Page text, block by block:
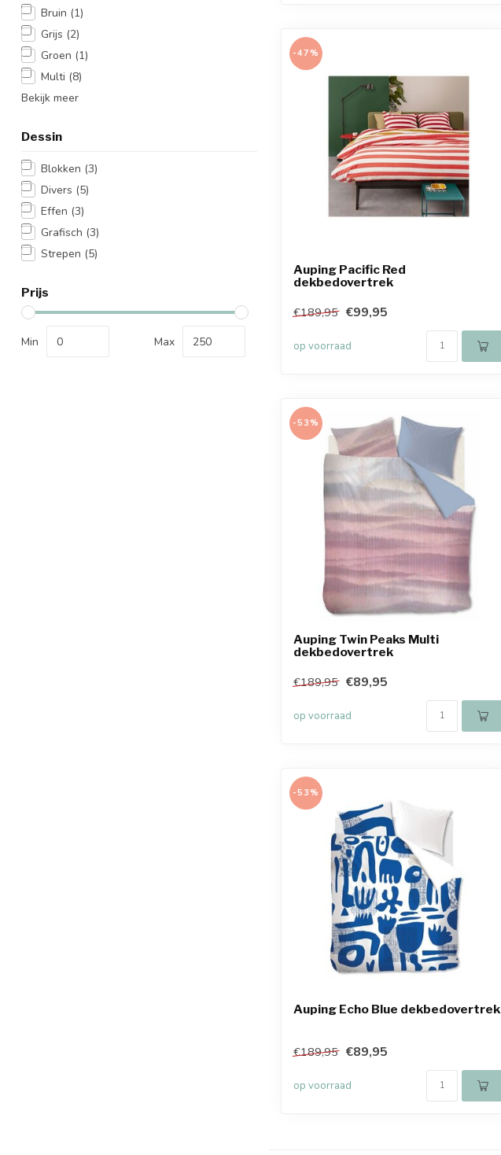
Bruin (1)
Grijs (2)
Groen (1)
Multi (8)
Bekijk meer
Dessin
Blokken (3)
Divers (5)
Effen (3)
Grafisch (3)
Strepen (5)
Prijs
Min Max
-47%
Auping Pacific Red
dekbedovertrek
€189,95 €99,95
op voorraad
-53%
Auping Twin Peaks Multi
dekbedovertrek
€189,95 €89,95
op voorraad
-53%
Auping Echo Blue dekbedovertrek
€189,95 €89,95
op voorraad